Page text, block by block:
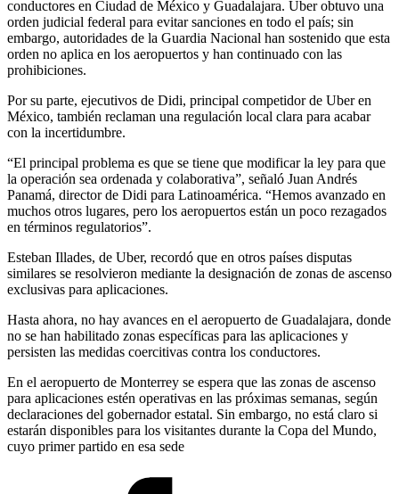
conductores en Ciudad de México y Guadalajara. Uber obtuvo una
orden judicial federal para evitar sanciones en todo el país; sin
embargo, autoridades de la Guardia Nacional han sostenido que esta
orden no aplica en los aeropuertos y han continuado con las
prohibiciones.
Por su parte, ejecutivos de Didi, principal competidor de Uber en
México, también reclaman una regulación local clara para acabar
con la incertidumbre.
“El principal problema es que se tiene que modificar la ley para que
la operación sea ordenada y colaborativa”, señaló Juan Andrés
Panamá, director de Didi para Latinoamérica. “Hemos avanzado en
muchos otros lugares, pero los aeropuertos están un poco rezagados
en términos regulatorios”.
Esteban Illades, de Uber, recordó que en otros países disputas
similares se resolvieron mediante la designación de zonas de ascenso
exclusivas para aplicaciones.
Hasta ahora, no hay avances en el aeropuerto de Guadalajara, donde
no se han habilitado zonas específicas para las aplicaciones y
persisten las medidas coercitivas contra los conductores.
En el aeropuerto de Monterrey se espera que las zonas de ascenso
para aplicaciones estén operativas en las próximas semanas, según
declaraciones del gobernador estatal. Sin embargo, no está claro si
estarán disponibles para los visitantes durante la Copa del Mundo,
cuyo primer partido en esa sede